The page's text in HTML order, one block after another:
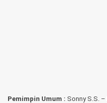
Pemimpin Umum : Sonny S.S. –